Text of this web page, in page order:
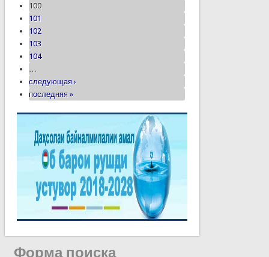
100
101
102
103
104
…
следующая ›
последняя »
Форма поиска